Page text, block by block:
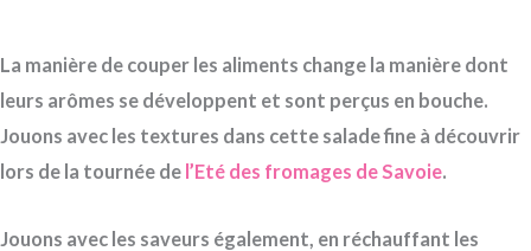
La manière de couper les aliments change la manière dont
leurs arômes se développent et sont perçus en bouche.
Jouons avec les textures dans cette salade fine à découvrir
lors de la tournée de l’Eté des fromages de Savoie.
Jouons avec les saveurs également, en réchauffant les